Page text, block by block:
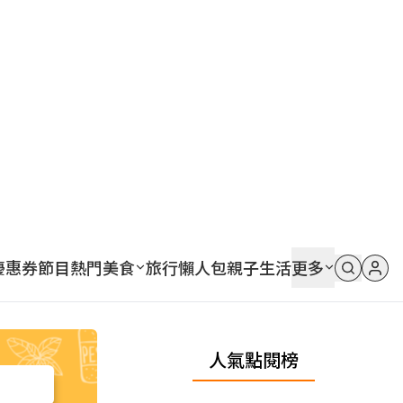
惠券節目熱門美食 旅行懶人包親子生活更多
人氣點閱榜